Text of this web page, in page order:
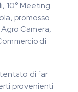
10° Meeting
promosso
Camera,
di
tentato di far
provenienti